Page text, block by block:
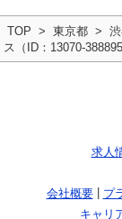
TOP 東京都
ス（ID：13070-
求人
会社概要
プ
キャリ